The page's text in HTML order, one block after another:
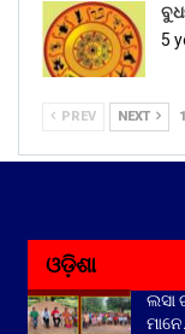
5
PREV NEXT
ଓଡ଼ିଶା
ଲସା